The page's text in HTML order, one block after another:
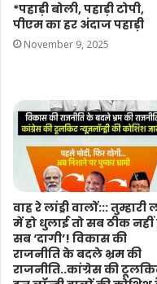
*पहाड़ी बोली, पहाड़ी टोपी,
पीएम का हर अंदाज पहाड़ी
November 9, 2025
वाह रे लांड्री वालों::: तुम्हारी
में हो धुलाई तो सब ठीक नहीं
सब ‘दागी’! विकास की
राजनीति के बदले भ्रम की
राजनीति..कांग्रेस की